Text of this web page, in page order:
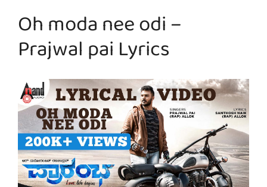
Oh moda nee odi –
Prajwal pai Lyrics